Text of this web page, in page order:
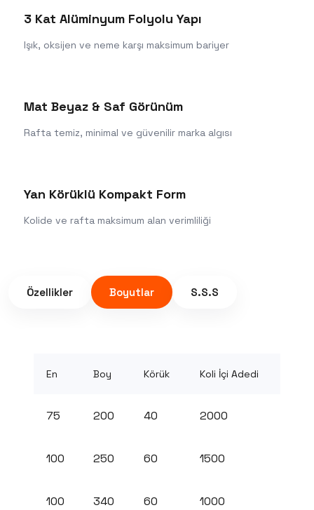
3 Kat Alüminyum Folyolu Yapı
Işık, oksijen ve neme karşı maksimum bariyer
Mat Beyaz & Saf Görünüm
Rafta temiz, minimal ve güvenilir marka algısı
Yan Körüklü Kompakt Form
Kolide ve rafta maksimum alan verimliliği
Özellikler Boyutlar S.S.S
En Boy Körük Koli İçi Adedi
75 200 40 2000
100 250 60 1500
100 340 60 1000